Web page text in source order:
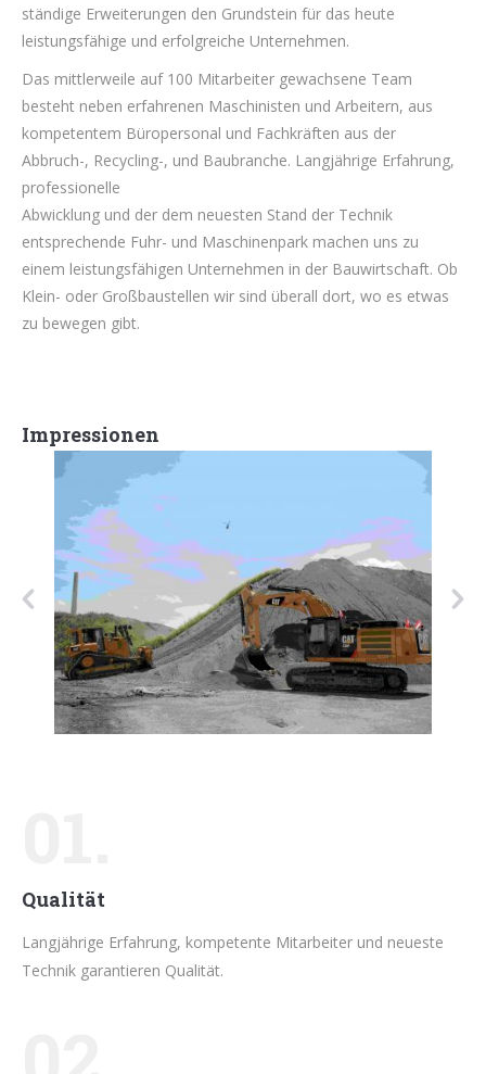
ständige Erweiterungen den Grundstein für das heute
leistungsfähige und erfolgreiche Unternehmen.
Das mittlerweile auf 100 Mitarbeiter gewachsene Team
besteht neben erfahrenen Maschinisten und Arbeitern, aus
kompetentem Büropersonal und Fachkräften aus der
Abbruch-, Recycling-, und Baubranche. Langjährige Erfahrung,
professionelle
Abwicklung und der dem neuesten Stand der Technik
entsprechende Fuhr- und Maschinenpark machen uns zu
einem leistungsfähigen Unternehmen in der Bauwirtschaft. Ob
Klein- oder Großbaustellen wir sind überall dort, wo es etwas
zu bewegen gibt.
Impressionen
Qualität
Langjährige Erfahrung, kompetente Mitarbeiter und neueste
Technik garantieren Qualität.